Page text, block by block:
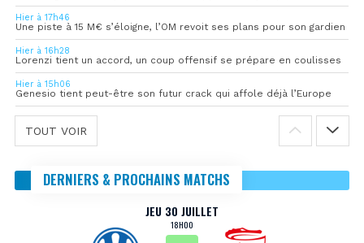
Hier à 17h46
Une piste à 15 M€ s’éloigne, l’OM revoit ses plans pour son gardien
Hier à 16h28
Lorenzi tient un accord, un coup offensif se prépare en coulisses
Hier à 15h06
Genesio tient peut-être son futur crack qui affole déjà l’Europe
TOUT VOIR
DERNIERS & PROCHAINS MATCHS
JEU 30 JUILLET
18H00